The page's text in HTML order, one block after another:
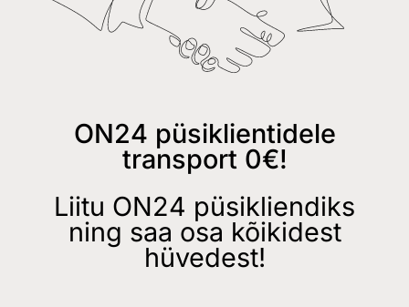
ON24 püsiklientidele
transport 0€!
Liitu ON24 püsikliendiks
ning saa osa kõikidest
hüvedest!